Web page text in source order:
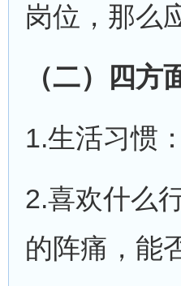
岗位，那么
（二）四方
1.生活习惯
2.喜欢什么
的阵痛，能